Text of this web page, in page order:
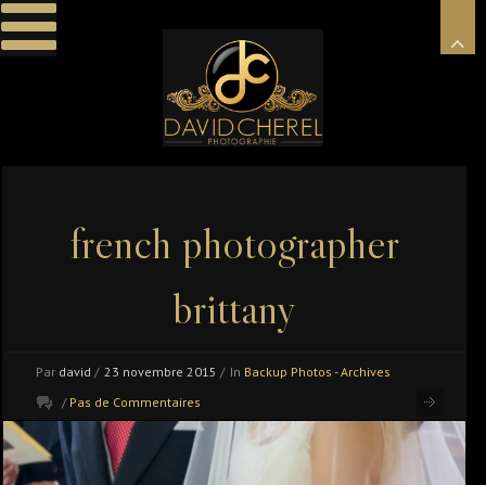
french photographer
brittany
Par david / 23 novembre 2015 / In Backup Photos - Archives
/ Pas de Commentaires